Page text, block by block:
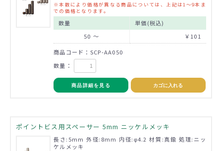
※本数により価格が異なる商品については、上記は1～9本ま
での価格となります。
数量
単価(税込)
50 ～
￥101
商品コード：SCP-AA050
数量：
商品詳細を見る カゴに入れる
ポイントビス用スペーサー 5mm ニッケルメッキ
長さ:5mm 外径:8mm 内径:φ4.2 材質:真鍮 処理:ニッ
ケルメッキ